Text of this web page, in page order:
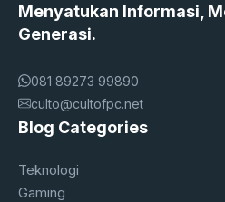
Menyatukan Informasi,
Generasi.
081 89273 99890
culto@cultofpc.net
Blog Categories
Teknologi
Gaming